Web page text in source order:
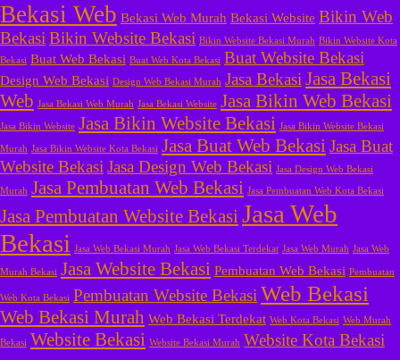
Bekasi Web Bekasi Web Murah Bekasi Website Bikin Web
BekasiBikin Website Bekasi Bikin Website Bekasi Murah Bikin Website Kota
Bekasi Buat Web Bekasi Buat Web Kota Bekasi Buat Website Bekasi
Design Web Bekasi Design Web Bekasi Murah Jasa BekasiJasa Bekasi
Web Jasa Bekasi Web Murah Jasa Bekasi Website Jasa Bikin Web Bekasi
Jasa Bikin Website Jasa Bikin Website Bekasi Jasa Bikin Website Bekasi
Murah Jasa Bikin Website Kota Bekasi Jasa Buat Web BekasiJasa Buat
Website BekasiJasa Design Web Bekasi Jasa Design Web Bekasi
Murah Jasa Pembuatan Web Bekasi Jasa Pembuatan Web Kota Bekasi
Jasa Pembuatan Website BekasiJasa Web
Bekasi Jasa Web Bekasi Murah Jasa Web Bekasi Terdekat Jasa Web Murah Jasa Web
Murah Bekasi Jasa Website Bekasi Pembuatan Web Bekasi Pembuatan
Web Kota Bekasi Pembuatan Website BekasiWeb Bekasi
Web Bekasi Murah Web Bekasi Terdekat Web Kota Bekasi Web Murah
Bekasi Website Bekasi Website Bekasi Murah Website Kota Bekasi